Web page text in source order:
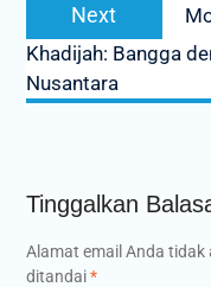
Next
Khadijah: Bangga
Nusantara
Tinggalkan
Alamat email Anda tidak
ditandai*